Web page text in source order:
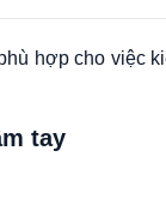
hợp cho
tay